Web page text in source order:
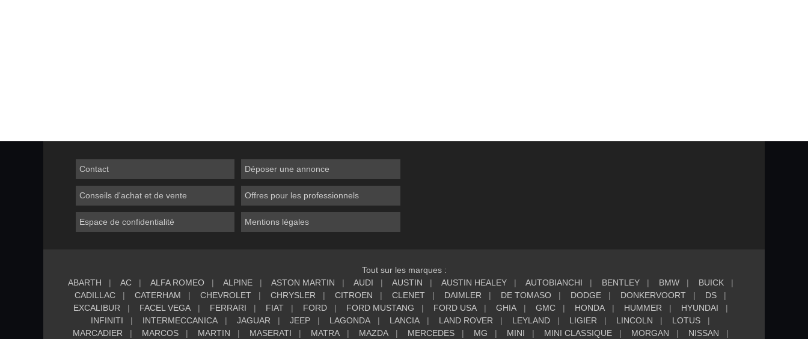
Contact Déposer une annonce
Conseils d'achat et de vente Offres pour les professionnels
Espace de confidentialité Mentions légales
Tout sur les marques :
ABARTH
AC ALFA ROMEO ALPINE ASTON MARTIN AUDI AUSTIN AUSTIN HEALEY AUTOBIANCHI BENTLEY BMW
BUICK
CADILLAC
CATERHAM CHEVROLET CHRYSLER CITROEN CLENET DAIMLER DE TOMASO DODGE DONKERVOORT
DS
EXCALIBUR
FACEL VEGA FERRARI FIAT FORD FORD MUSTANG FORD USA GHIA GMC HONDA HUMMER
HYUNDAI
INFINITI
INTERMECCANICA JAGUAR JEEP LAGONDA LANCIA LAND ROVER LEYLAND LIGIER LINCOLN
LOTUS
MARCADIER
MARCOS MARTIN MASERATI MATRA MAZDA MERCEDES MG MINI MINI CLASSIQUE MORGAN NISSAN